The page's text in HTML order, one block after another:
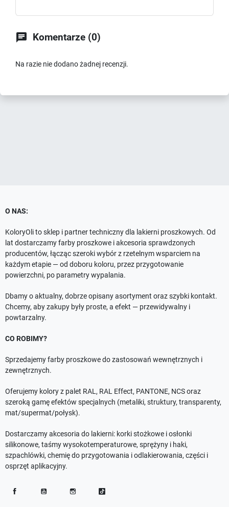
 Komentarze (0)
Na razie nie dodano żadnej recenzji.
O NAS:
KoloryOli to sklep i partner techniczny dla lakierni proszkowych. Od
lat dostarczamy farby proszkowe i akcesoria sprawdzonych
producentów, łącząc szeroki wybór z rzetelnym wsparciem na
każdym etapie — od doboru koloru, przez przygotowanie
powierzchni, po parametry wypalania.
Dbamy o aktualny, dobrze opisany asortyment oraz szybki kontakt.
Chcemy, aby zakupy były proste, a efekt — przewidywalny i
powtarzalny.
CO ROBIMY?
Sprzedajemy farby proszkowe do zastosowań wewnętrznych i
zewnętrznych.
Oferujemy kolory z palet RAL, RAL Effect, PANTONE, NCS oraz
szeroką gamę efektów specjalnych (metaliki, struktury, transparenty,
mat/supermat/połysk).
Dostarczamy akcesoria do lakierni: korki stożkowe i osłonki
silikonowe, taśmy wysokotemperaturowe, sprężyny i haki,
szpachlówki, chemię do przygotowania i odlakierowania, części i
osprzęt aplikacyjny.